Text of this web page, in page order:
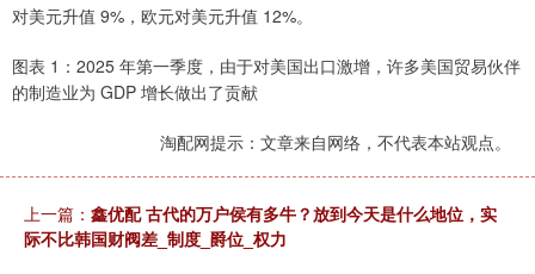
对美元升值 9%，欧元对美元升值 12%。
图表 1：2025 年第一季度，由于对美国出口激增，许多美国贸易伙伴
的制造业为 GDP 增长做出了贡献
淘配网提示：文章来自网络，不代表本站观点。
上一篇： 鑫优配 古代的万户侯有多牛？放到今天是什么地位，实
际不比韩国财阀差_制度_爵位_权力